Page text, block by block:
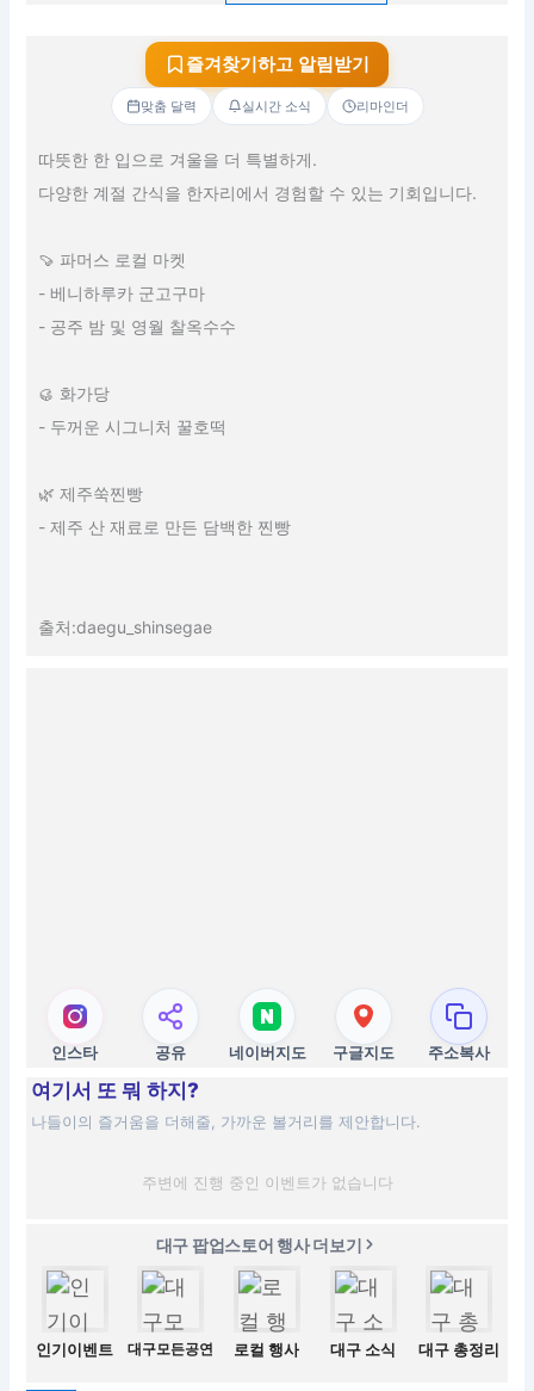
즐겨찾기하고 알림받기
맞춤 달력 실시간 소식 리마인더
따뜻한 한 입으로 겨울을 더 특별하게.
다양한 계절 간식을 한자리에서 경험할 수 있는 기회입니다.
🍠 파머스 로컬 마켓
- 베니하루카 군고구마
- 공주 밤 및 영월 찰옥수수
🥮 화가당
- 두꺼운 시그니처 꿀호떡
🌿 제주쑥찐빵
- 제주 산 재료로 만든 담백한 찐빵
출처:daegu_shinsegae
인스타 공유 네이버지도 구글지도 주소복사
여기서 또 뭐 하지?
나들이의 즐거움을 더해줄, 가까운 볼거리를 제안합니다.
주변에 진행 중인 이벤트가 없습니다
대구 팝업스토어 행사 더보기
인기이벤트 대구모든공연 로컬 행사 대구 소식 대구 총정리